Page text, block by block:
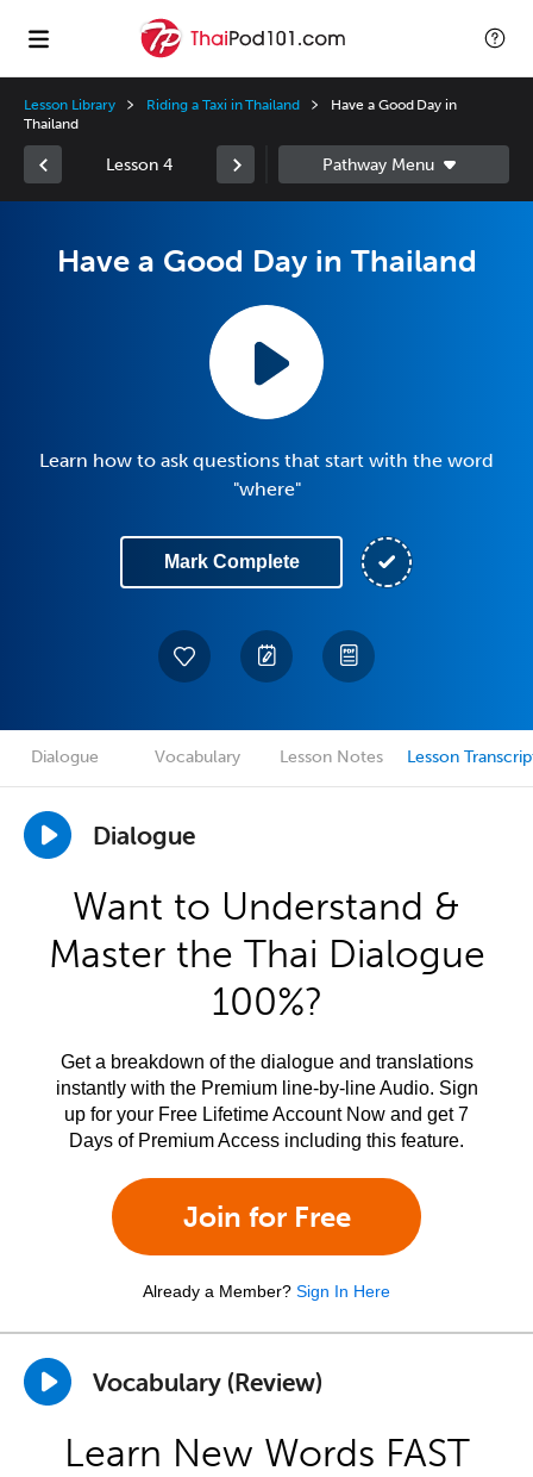
Lesson Library Riding a Taxi in Thailand
Have a Good Day in
Thailand
Lesson 4
Have a Good Day in Thailand
Learn how to ask questions that start with the word
"where"
Mark Complete
Dialogue Vocabulary Lesson Notes Lesson
Dialogue
Want to Understand &
Master the Thai Dialogue
100%?
Get a breakdown of the dialogue and translations
instantly with the Premium line-by-line Audio. Sign
up for your Free Lifetime Account Now and get 7
Days of Premium Access including this feature.
Join for Free
Already a Member? Sign In Here
Vocabulary (Review)
Learn New Words FAST